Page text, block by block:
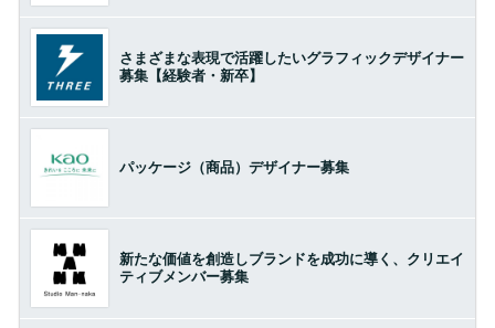
さまざまな表現で活躍したいグラフィックデザイナー
募集【経験者・新卒】
パッケージ（商品）デザイナー募集
新たな価値を創造しブランドを成功に導く、クリエイ
ティブメンバー募集